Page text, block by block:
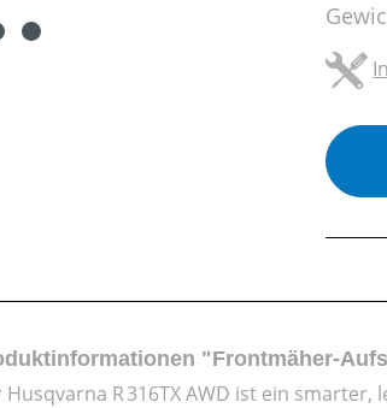
"Frontmäher-
Husqvarna R 316TX AWD ist ein